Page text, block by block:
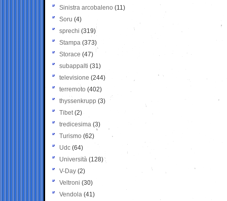
Sinistra arcobaleno (11)
Soru (4)
sprechi (319)
Stampa (373)
Storace (47)
subappalti (31)
televisione(244)
terremoto (402)
thyssenkrupp (3)
Tibet(2)
tredicesima (3)
Turismo (62)
Udc (64)
Università (128)
V-Day (2)
Veltroni (30)
Vendola (41)